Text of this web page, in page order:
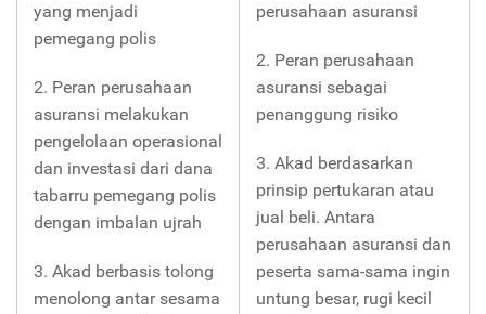
yang menjadi
pemegang polis
2. Peran perusahaan
asuransi melakukan
pengelolaan operasional
dan investasi dari dana
tabarru pemegang polis
dengan imbalan ujrah
3. Akad berbasis tolong
menolong antar sesama
perusahaan asuransi
2. Peran perusahaan
asuransi sebagai
penanggung risiko
3. Akad berdasarkan
prinsip pertukaran atau
jual beli. Antara
perusahaan asuransi dan
peserta sama-sama ingin
untung besar, rugi kecil